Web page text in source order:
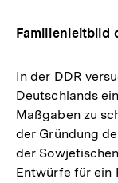
Familienleitbild
In der DDR
Deutschlands
Maßgaben zu
der Gründung
der
Entwürfe für ein